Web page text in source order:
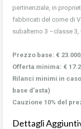
pertinenziale, in
fabbricati del come di
subalterno 3 –classe 3,
Prezzo base: €
Offerta minima: €
Rilanci minimi in
base d’asta)
Cauzione 10% del
Dettagli